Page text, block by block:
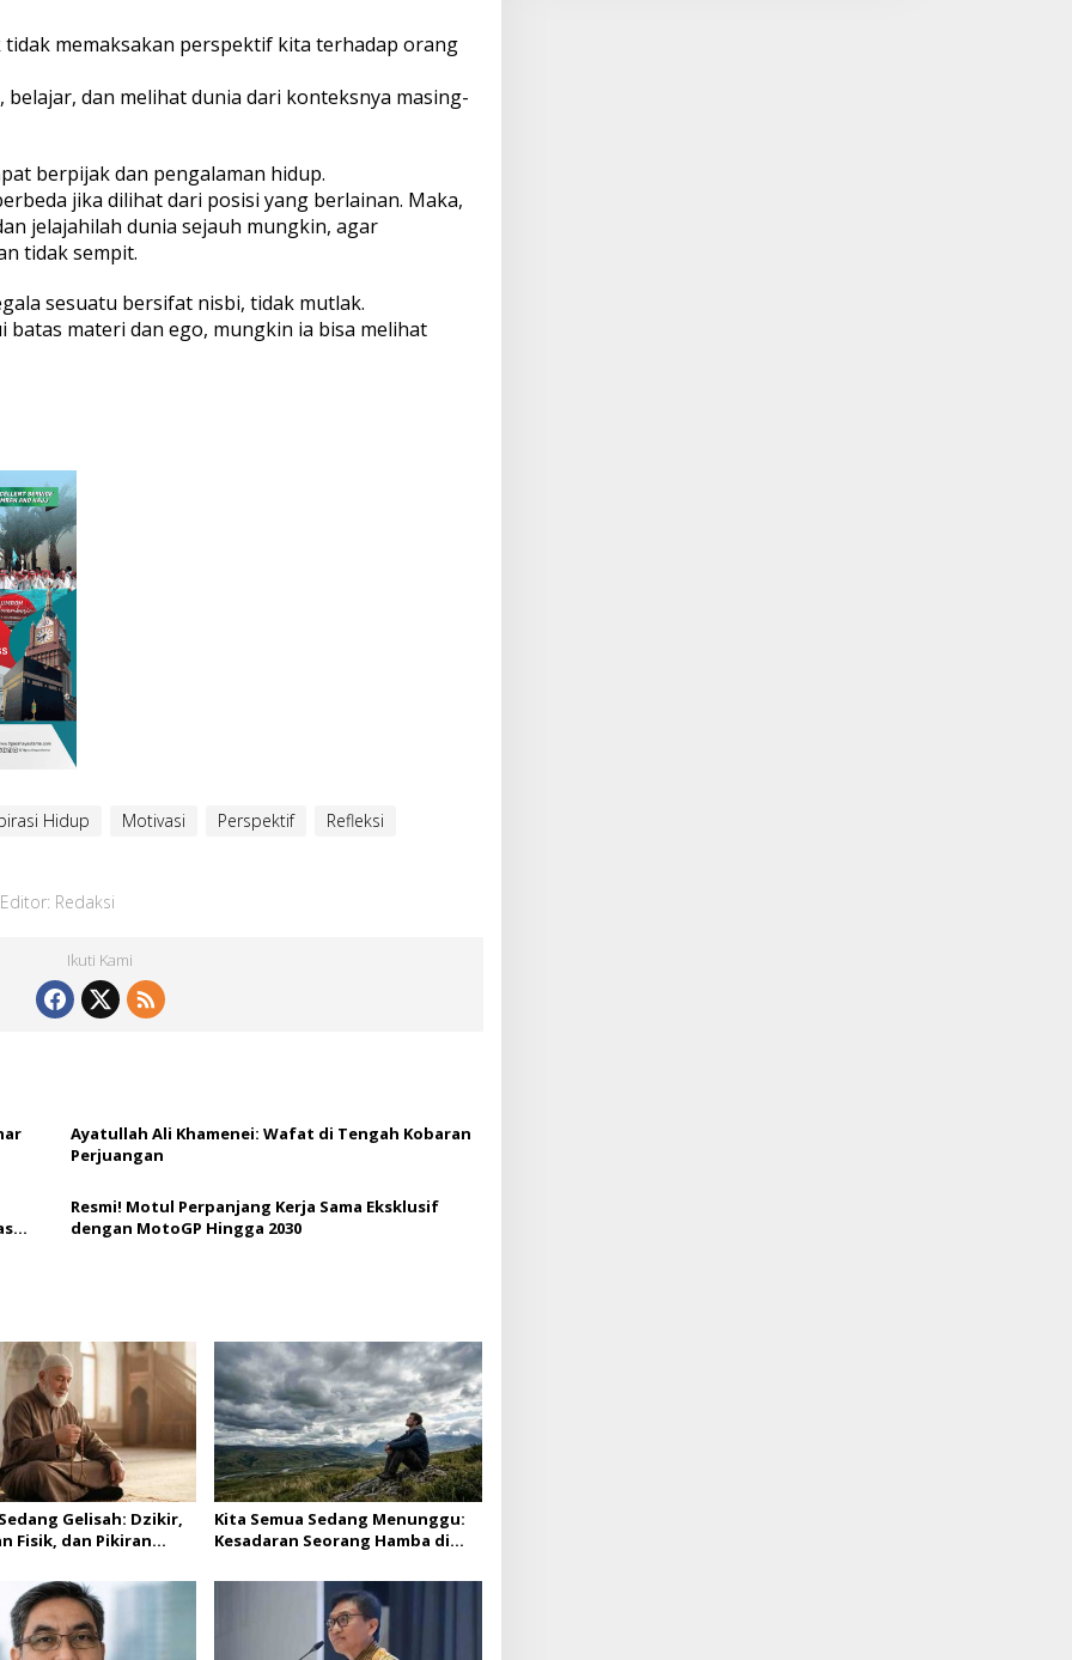
memaksakan perspektif kita terhadap orang
dan melihat dunia dari konteksnya masing-
berpijak dan pengalaman hidup.
jika dilihat dari posisi yang berlainan. Maka,
jelajahilah dunia sejauh mungkin, agar
tidak sempit.
sesuatu bersifat nisbi, tidak mutlak.
batas materi dan ego, mungkin ia bisa melihat
Hidup Motivasi Perspektif
Refleksi
Editor: Redaksi
Ikuti Kami
Ayatullah Ali Khamenei: Wafat di Tengah Kobaran
Perjuangan
Resmi! Motul Perpanjang Kerja Sama Eksklusif
dengan MotoGP Hingga 2030
Gelisah: Dzikir,
Fisik, dan Pikiran
Kita Semua Sedang Menunggu:
Kesadaran Seorang Hamba di